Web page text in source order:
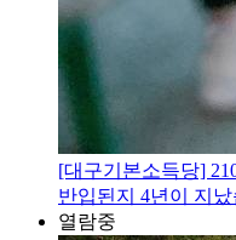
[대구기본소득당]
반입된지 4년이 지
열람중